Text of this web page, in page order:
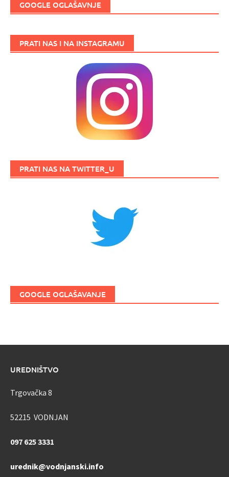
GOOGLE OGLAŠAVNJE
PRATI NAS I NA INSTAGRAMU
PRATI NAS NA TWITTER_U
GOOGLE OGLAŠAVANJE
UREDNIŠTVO
Trgovačka 8
52215 VODNJAN
097 625 3331
urednik@vodnjanski.info